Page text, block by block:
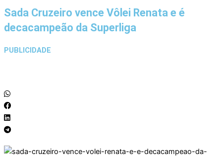
Sada Cruzeiro vence Vôlei Renata e é
decacampeão da Superliga
PUBLICIDADE